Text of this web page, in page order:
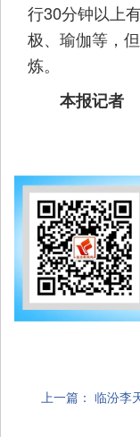
行30分钟以上
极、瑜伽等，
炼。
本报记者
上一篇： 临汾李